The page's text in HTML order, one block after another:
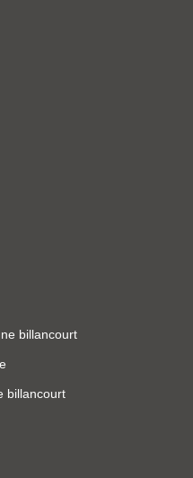
billancourt
billancourt